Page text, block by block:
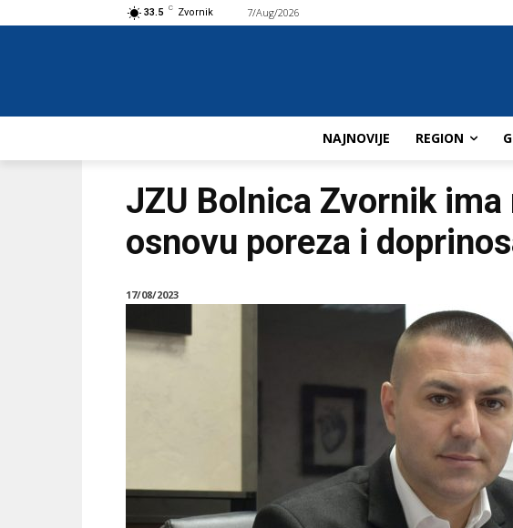
33.5 C Zvornik 7/Aug/2026
NAJNOVIJE REGION
JZU Bolnica Zvornik
osnovu poreza i
17/08/2023